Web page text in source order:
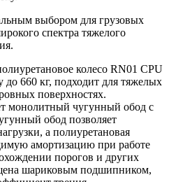
выбором для грузовых
спектра тяжелого
колесо RN01 CPU
до 660 кг, подходит для тяжелых
поверхностях.
монолитный чугунный обод с
обод позволяет
а полиуретановая
амортизацию при работе
порогов и других
шариковым подшипником,